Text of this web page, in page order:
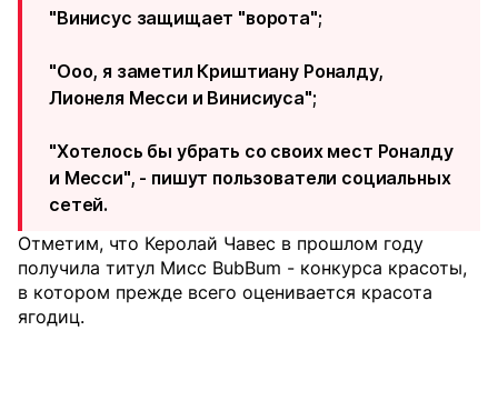
"Винисус защищает "ворота";
"Ооо, я заметил Криштиану Роналду,
Лионеля Месси и Винисиуса";
"Хотелось бы убрать со своих мест Роналду
и Месси", - пишут пользователи социальных
сетей.
Отметим, что Керолай Чавес в прошлом году
получила титул Мисс BubBum - конкурса красоты,
в котором прежде всего оценивается красота
ягодиц.